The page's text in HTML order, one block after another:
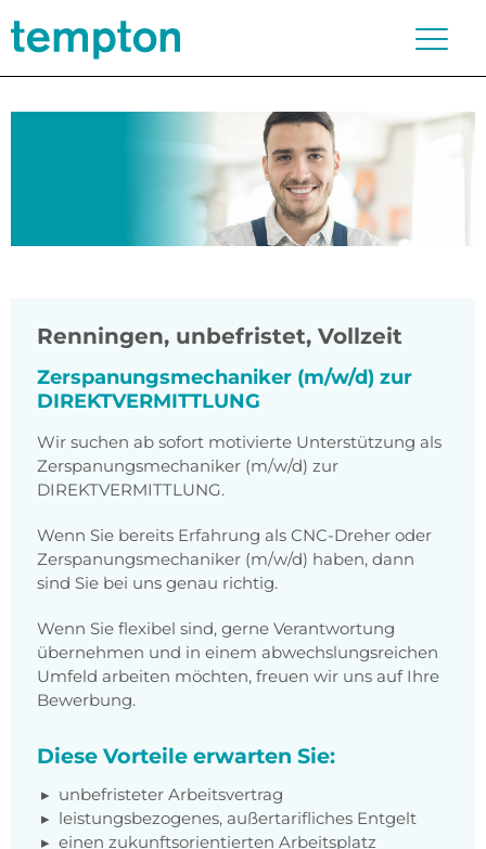
Renningen, unbefristet, Vollzeit
Zerspanungsmechaniker (m/w/d) zur
DIREKTVERMITTLUNG
Wir suchen ab sofort motivierte Unterstützung als
Zerspanungsmechaniker (m/w/d) zur
DIREKTVERMITTLUNG.
Wenn Sie bereits Erfahrung als CNC-Dreher oder
Zerspanungsmechaniker (m/w/d) haben, dann
sind Sie bei uns genau richtig.
Wenn Sie flexibel sind, gerne Verantwortung
übernehmen und in einem abwechslungsreichen
Umfeld arbeiten möchten, freuen wir uns auf Ihre
Bewerbung.
Diese Vorteile erwarten Sie:
unbefristeter Arbeitsvertrag
leistungsbezogenes, außertarifliches Entgelt
einen zukunftsorientierten Arbeitsplatz